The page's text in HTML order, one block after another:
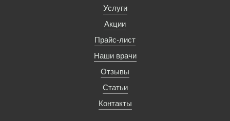
Услуги
Акции
Прайс-лист
Наши врачи
Отзывы
Статьи
Контакты